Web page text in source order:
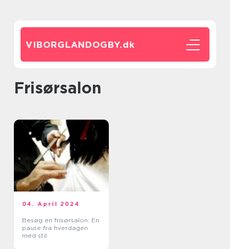
VIBORGLANDOGBY.dk
frisørsalon
04. April 2024
Besøg en frisørsalon: En
pause fra hverdagen
med stil